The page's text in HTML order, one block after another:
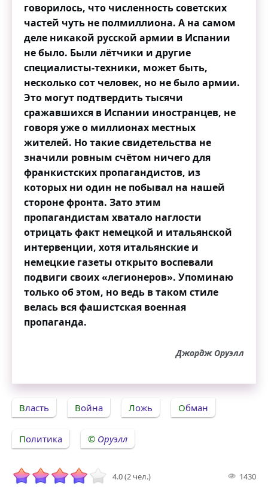
говорилось, что численность советских
частей чуть не полмиллиона. А на самом
деле никакой русской армии в Испании
не было. Были лётчики и другие
специалисты-техники, может быть,
несколько сот человек, но не было армии.
Это могут подтвердить тысячи
сражавшихся в Испании иностранцев, не
говоря уже о миллионах местных
жителей. Но такие свидетельства не
значили ровным счётом ничего для
франкистских пропагандистов, из
которых ни один не побывал на нашей
стороне фронта. Зато этим
пропагандистам хватало наглости
отрицать факт немецкой и итальянской
интервенции, хотя итальянские и
немецкие газеты открыто воспевали
подвиги своих «легионеров». Упоминаю
только об этом, но ведь в таком стиле
велась вся фашистская военная
пропаганда.
Джордж Оруэлл
Власть Война Ложь Обман
Политика Оруэлл
4.0 (2 чел.) 1430